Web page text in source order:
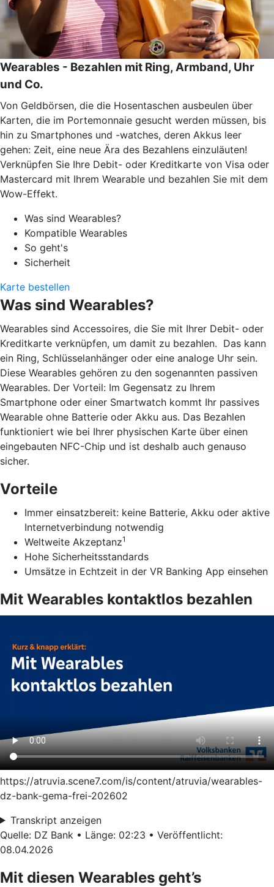
Wearables - Bezahlen mit Ring, Armband, Uhr
und Co.
Von Geldbörsen, die die Hosentaschen ausbeulen über
Karten, die im Portemonnaie gesucht werden müssen, bis
hin zu Smartphones und -watches, deren Akkus leer
gehen: Zeit, eine neue Ära des Bezahlens einzuläuten!
Verknüpfen Sie Ihre Debit- oder Kreditkarte von Visa oder
Mastercard mit Ihrem Wearable und bezahlen Sie mit dem
Wow-Effekt.
Was sind Wearables?
Kompatible Wearables
So geht's
Sicherheit
Karte bestellen
Was sind Wearables?
Wearables sind Accessoires, die Sie mit Ihrer Debit- oder
Kreditkarte verknüpfen, um damit zu bezahlen. Das kann
ein Ring, Schlüsselanhänger oder eine analoge Uhr sein.
Diese Wearables gehören zu den sogenannten passiven
Wearables. Der Vorteil: Im Gegensatz zu Ihrem
Smartphone oder einer Smartwatch kommt Ihr passives
Wearable ohne Batterie oder Akku aus. Das Bezahlen
funktioniert wie bei Ihrer physischen Karte über einen
eingebauten NFC-Chip und ist deshalb auch genauso
sicher.
Vorteile
Immer einsatzbereit: keine Batterie, Akku oder aktive
Internetverbindung notwendig
Weltweite Akzeptanz1
Hohe Sicherheitsstandards
Umsätze in Echtzeit in der VR Banking App einsehen
Mit Wearables kontaktlos bezahlen
https://atruvia.scene7.com/is/content/atruvia/wearables-
dz-bank-gema-frei-202602
Transkript anzeigen
Quelle: DZ Bank • Länge: 02:23 • Veröffentlicht:
08.04.2026
Mit diesen Wearables geht’s